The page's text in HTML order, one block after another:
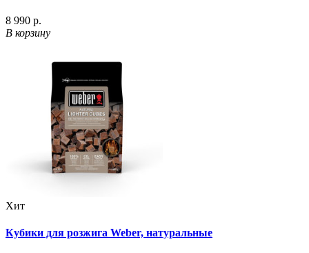
8 990 р.
В корзину
Хит
Кубики для розжига Weber, натуральные